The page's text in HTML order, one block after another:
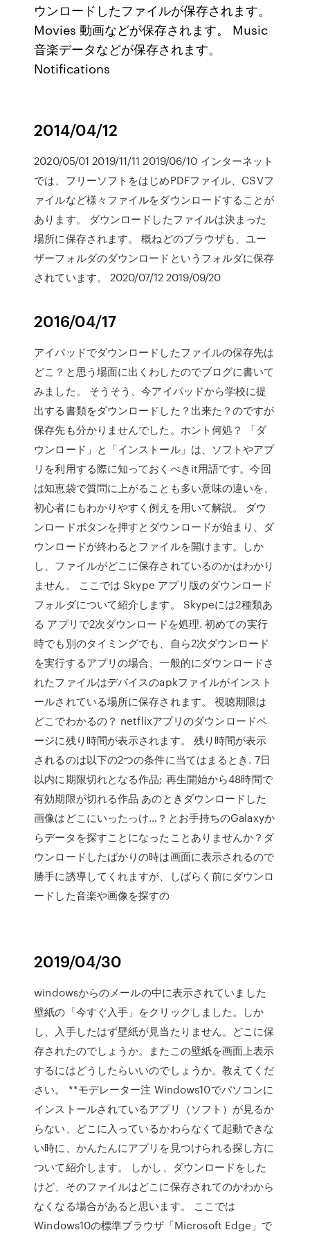
ウンロードしたファイルが保存されます。
Movies 動画などが保存されます。 Music
音楽データなどが保存されます。
Notifications
2014/04/12
2020/05/01 2019/11/11 2019/06/10 インターネット
では、フリーソフトをはじめPDFファイル、CSVフ
ァイルなど様々ファイルをダウンロードすることが
あります。 ダウンロードしたファイルは決まった
場所に保存されます。 概ねどのブラウザも、ユー
ザーフォルダのダウンロードというフォルダに保存
されています。 2020/07/12 2019/09/20
2016/04/17
アイパッドでダウンロードしたファイルの保存先は
どこ？と思う場面に出くわしたのでブログに書いて
みました。 そうそう、今アイパッドから学校に提
出する書類をダウンロードした？出来た？のですが
保存先も分かりませんでした。ホント何処？ 「ダ
ウンロード」と「インストール」は、ソフトやアプ
リを利用する際に知っておくべきit用語です。今回
は知恵袋で質問に上がることも多い意味の違いを、
初心者にもわかりやすく例えを用いて解説。 ダウ
ンロードボタンを押すとダウンロードが始まり、ダ
ウンロードが終わるとファイルを開けます。しか
し、ファイルがどこに保存されているのかはわかり
ません。 ここでは Skype アプリ版のダウンロード
フォルダについて紹介します。 Skypeには2種類あ
る アプリで2次ダウンロードを処理. 初めての実行
時でも別のタイミングでも、自ら2次ダウンロード
を実行するアプリの場合、一般的にダウンロードさ
れたファイルはデバイスのapkファイルがインスト
ールされている場所に保存されます。 視聴期限は
どこでわかるの？ netflixアプリのダウンロードペ
ージに残り時間が表示されます。 残り時間が表示
されるのは以下の2つの条件に当てはまるとき. 7日
以内に期限切れとなる作品; 再生開始から48時間で
有効期限が切れる作品 あのときダウンロードした
画像はどこにいったっけ…？とお手持ちのGalaxyか
らデータを探すことになったことありませんか？ダ
ウンロードしたばかりの時は画面に表示されるので
勝手に誘導してくれますが、しばらく前にダウンロ
ードした音楽や画像を探すの
2019/04/30
windowsからのメールの中に表示されていました
壁紙の「今すぐ入手」をクリックしました。しか
し、入手したはず壁紙が見当たりません。どこに保
存されたのでしょうか。またこの壁紙を画面上表示
するにはどうしたらいいのでしょうか。教えてくだ
さい。 **モデレーター注 Windows10でパソコンに
インストールされているアプリ（ソフト）が見るか
らない、どこに入っているかわらなくて起動できな
い時に、かんたんにアプリを見つけられる探し方に
ついて紹介します。 しかし、ダウンロードをした
けど、そのファイルはどこに保存されてのかわから
なくなる場合があると思います。 ここでは
Windows10の標準ブラウザ「Microsoft Edge」で